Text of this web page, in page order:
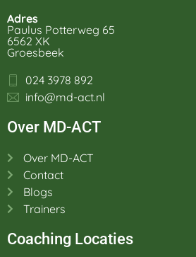
Adres
Paulus Potterweg 65
6562 XK
Groesbeek
024 3978 892
info@md-act.nl
Over MD-ACT
Over MD-ACT
Contact
Blogs
Trainers
Coaching Locaties